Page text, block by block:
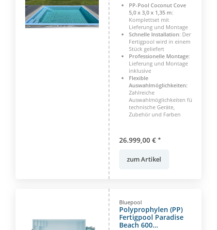
x 1,366 m) - mit
Technikset und
Montage
PP-Pool Coconut Cove
5,0 x 3,0 x 1,35 m:
Komplettset mit
Lieferung und Montage
Schnelle Installation: Der
Fertigpool wird in einem
Stück geliefert
Professionelle Montage:
Lieferung und Montage
inklusive
Flexible
Auswahlmöglichkeiten:
Zahlreiche
Auswahlmöglichkeiten für
technische Geräte,
Zubehör und Farben
26.999,00 € *
zum Artikel
Bluepool
Polyprophylen (PP)
Fertigpool Paradise
Beach 600